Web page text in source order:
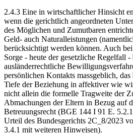
2.4.3 Eine in wirtschaftlicher Hinsicht
wenn die gerichtlich angeordneten
des Möglichen und Zumutbaren
Geld- auch Naturalleistungen
berücksichtigt werden können. Auch
Sorge - heute der gesetzliche Regelfall
ausländerrechtliche
persönlichen Kontakts massgeblich,
Tiefe der Beziehung in affektiver wie
nicht allein die formelle Tragweite der
Abmachungen der Eltern in Bezug auf
Betreuungsrecht (BGE 144 I 91 E.
Urteil des Bundesgerichts 2C_8/2023
3.4.1 mit weiteren Hinweisen).